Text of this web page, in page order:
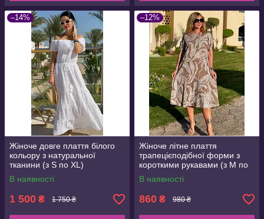
–14%
Жіноче довге плаття білого
кольору з натуральної
тканини (з S по XL)
В наявності
1 500 ₴ 1 750 ₴
–12%
Жіноче літне плаття
трапецієподібної форми з
короткими рукавами (з M по
3XL)
В наявності
860 ₴ 980 ₴